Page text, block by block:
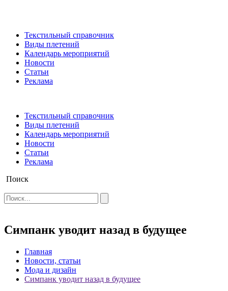
Текстильный справочник
Виды плетений
Календарь мероприятий
Новости
Статьи
Реклама
Текстильный справочник
Виды плетений
Календарь мероприятий
Новости
Статьи
Реклама
Поиск
Симпанк уводит назад в будущее
Главная
Новости, статьи
Мода и дизайн
Симпанк уводит назад в будущее